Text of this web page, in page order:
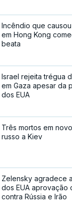
Incêndio que
em Hong Kong
beata
Israel rejeita trégua
em Gaza apesar da
dos EUA
Três mortos em
russo a Kiev
Zelensky agradece
dos EUA aprovação
contra Rússia e Irão